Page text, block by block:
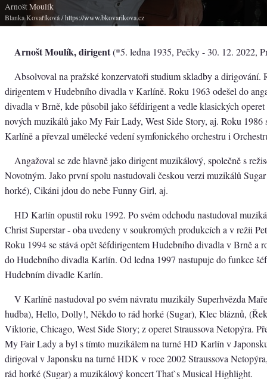
Arnošt Moulík
Blanka Kovaříková/ https://www.bkovarikova.cz
Arnošt Moulík, dirigent(*5. ledna 1935, Pečky - 30. 12. 2022,
Absolvoval na pražské konzervatoři studium skladby a dirigování.
dirigentem v Hudebního divadla v Karlíně. Roku 1963 odešel do
divadla v Brně, kde působil jako šéfdirigent a vedle klasických operet
nových muzikálů jako My Fair Lady, West Side Story, aj. Roku
Karlíně a převzal umělecké vedení symfonického orchestru i
Angažoval se zde hlavně jako dirigent muzikálový, společně s
Novotným. Jako první spolu nastudovali českou verzi muzikálů
horké), Cikáni jdou do nebe Funny Girl, aj.
HD Karlín opustil roku 1992. Po svém odchodu nastudoval
Christ Superstar - oba uvedeny v soukromých produkcích a v režii
Roku 1994 se stává opět šéfdirigentem Hudebního divadla v Brně a
do Hudebního divadla Karlín. Od ledna 1997 nastupuje do funkce
Hudebním divadle Karlín.
V Karlíně nastudoval po svém návratu muzikály Superhvězda
hudba), Hello, Dolly!, Někdo to rád horké (Sugar), Klec bláznů,
Viktorie, Chicago, West Side Story; z operet Straussova Netopýra.
My Fair Lady a byl s tímto muzikálem na turné HD Karlín v
dirigoval v Japonsku na turné HDK v roce 2002 Straussova
rád horké (Sugar) a muzikálový koncert That`s Musical Highlight.